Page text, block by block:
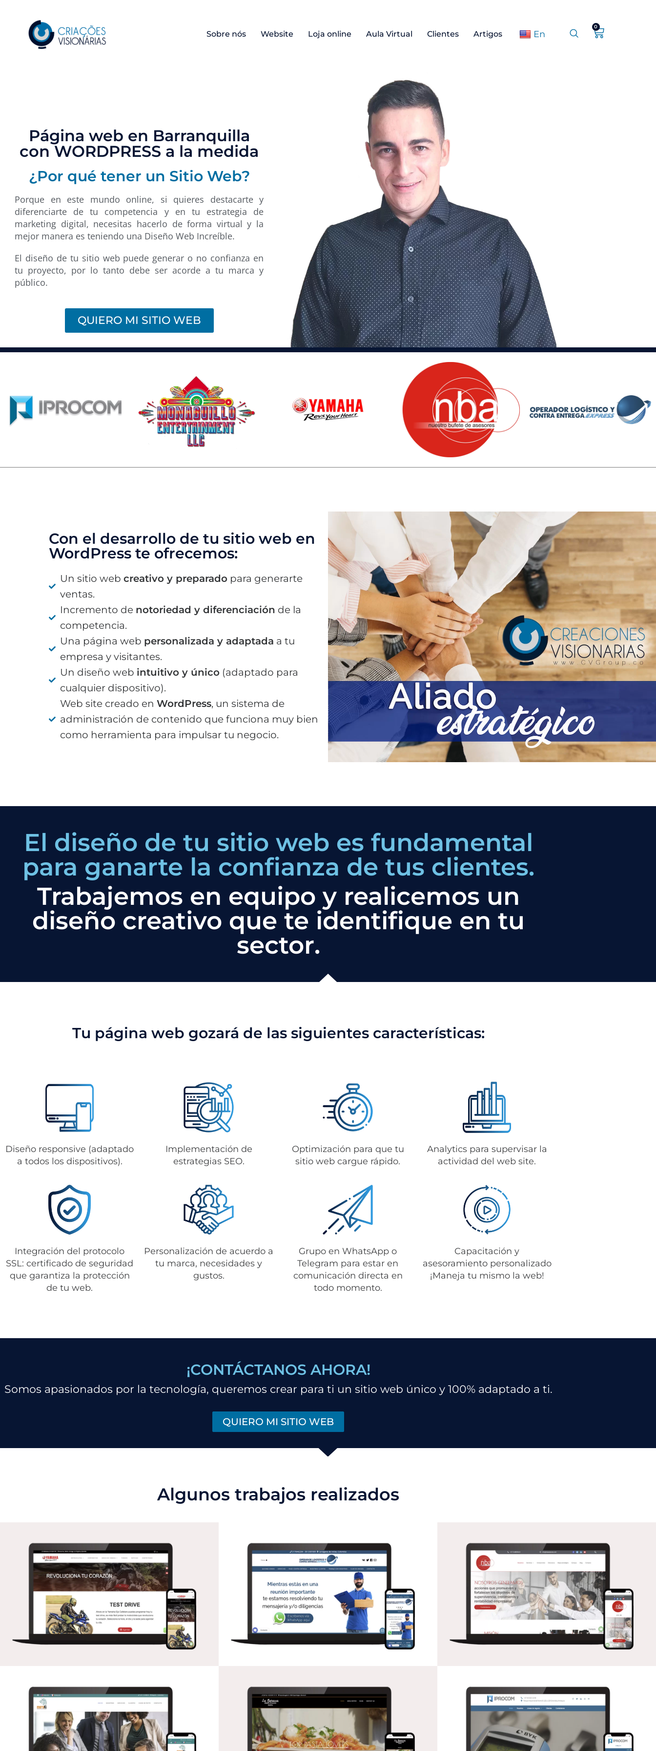
Sobre nós Website Loja online Aula Virtual Clientes Artigos En
0
Página web en Barranquilla
con WORDPRESS a la medida
¿Por qué tener un Sitio Web?
Porque en este mundo online, si quieres destacarte y
diferenciarte de tu competencia y en tu estrategia de
marketing digital, necesitas hacerlo de forma virtual y la
mejor manera es teniendo una Diseño Web Increíble.
El diseño de tu sitio web puede generar o no confianza en
tu proyecto, por lo tanto debe ser acorde a tu marca y
público.
QUIERO MI SITIO WEB
Con el desarrollo de tu sitio web en
WordPress te ofrecemos:
Un sitio web creativo y preparado para generarte
ventas.
Incremento de notoriedad y diferenciación de la
competencia.
Una página web personalizada y adaptada a tu
empresa y visitantes.
Un diseño web intuitivo y único (adaptado para
cualquier dispositivo).
Web site creado en WordPress, un sistema de
administración de contenido que funciona muy bien
como herramienta para impulsar tu negocio.
El diseño de tu sitio web es fundamental
para ganarte la confianza de tus clientes.
Trabajemos en equipo y realicemos un
diseño creativo que te identifique en tu
sector.
Tu página web gozará de las siguientes características:
Diseño responsive (adaptado
a todos los dispositivos).
Implementación de
estrategias SEO.
Optimización para que tu
sitio web cargue rápido.
Analytics para supervisar la
actividad del web site.
Integración del protocolo
SSL: certificado de seguridad
que garantiza la protección
de tu web.
Personalización de acuerdo a
tu marca, necesidades y
gustos.
Grupo en WhatsApp o
Telegram para estar en
comunicación directa en
todo momento.
Capacitación y
asesoramiento personalizado
¡Maneja tu mismo la web!
¡CONTÁCTANOS AHORA!
Somos apasionados por la tecnología, queremos crear para ti un sitio web único y 100% adaptado a ti.
QUIERO MI SITIO WEB
Algunos trabajos realizados